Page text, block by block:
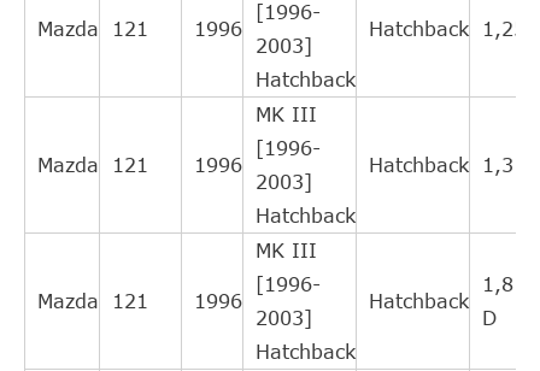
FORD 1075776
cruzado
indirecto
2
indirecto
Intercambio
Intercambio
cruzado
Mazda 121 1996
[1996-
2003]
Hatchback
Hatchback 1,25
Mazda 121 1996
MK III
[1996-
2003]
Hatchback
Hatchback 1,3
Mazda 121 1996
MK III
[1996-
2003]
Hatchback
Hatchback
1,8
D